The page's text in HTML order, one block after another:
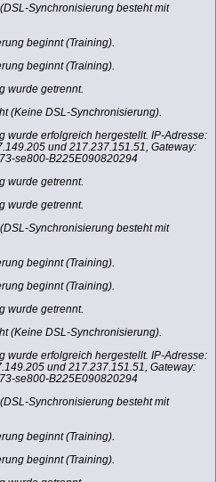
Synchronisierung besteht mit
beginnt (Training).
beginnt (Training).
wurde getrennt.
(Keine DSL-Synchronisierung).
wurde erfolgreich hergestellt. IP-Adresse:
und 217.237.151.51, Gateway:
se800-B225E090820294
wurde getrennt.
wurde getrennt.
Synchronisierung besteht mit
beginnt (Training).
beginnt (Training).
wurde getrennt.
(Keine DSL-Synchronisierung).
wurde erfolgreich hergestellt. IP-Adresse:
und 217.237.151.51, Gateway:
se800-B225E090820294
Synchronisierung besteht mit
beginnt (Training).
beginnt (Training).